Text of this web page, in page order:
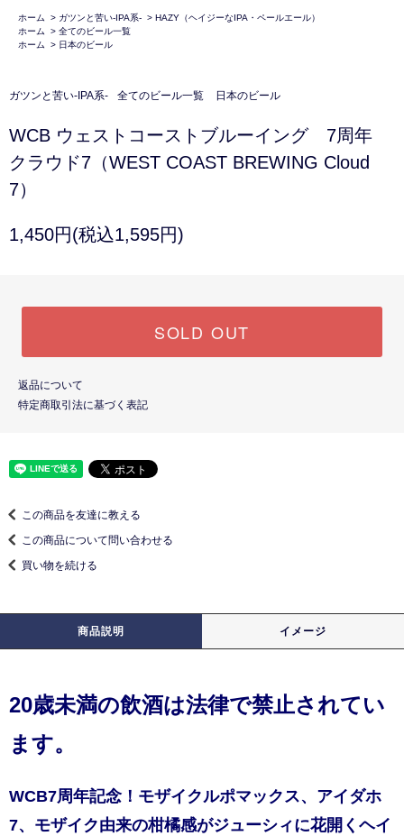
ホーム > ガツンと苦い-IPA系- > HAZY（ヘイジーなIPA・ペールエール）
ホーム
> 全てのビール一覧
ホーム
> 日本のビール
ガツンと苦い-IPA系- 全てのビール一覧 日本のビール
WCB ウェストコーストブルーイング 7周年
クラウド7（WEST COAST BREWING Cloud
7）
1,450円(税込1,595円)
SOLD OUT
返品について
特定商取引法に基づく表記
この商品を友達に教える
この商品について問い合わせる
買い物を続ける
商品説明 イメージ
20歳未満の飲酒は法律で禁止されてい
ます。
WCB7周年記念！モザイクルポマックス、アイダホ
7、モザイク由来の柑橘感がジューシィに花開くヘイ